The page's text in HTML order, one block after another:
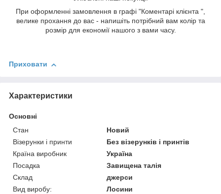
При оформленні замовлення в графі "Коментарі клієнта ",
велике прохання до вас - напишіть потрібний вам колір та
розмір для економії нашого з вами часу.
Приховати
Характеристики
Основні
Стан
Новий
Візерунки і принти
Без візерунків і принтів
Країна виробник
Україна
Посадка
Завищена талія
Склад
джерси
Вид виробу:
Лосини